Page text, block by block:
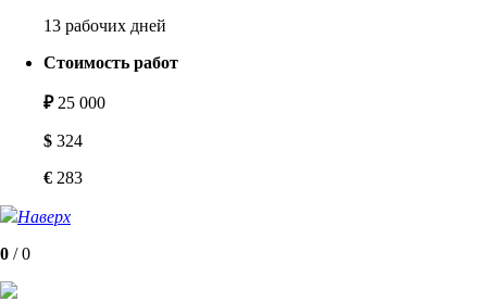
13 рабочих дней
Стоимость работ
₽25 000
$ 324
€ 283
Наверх
0 /0